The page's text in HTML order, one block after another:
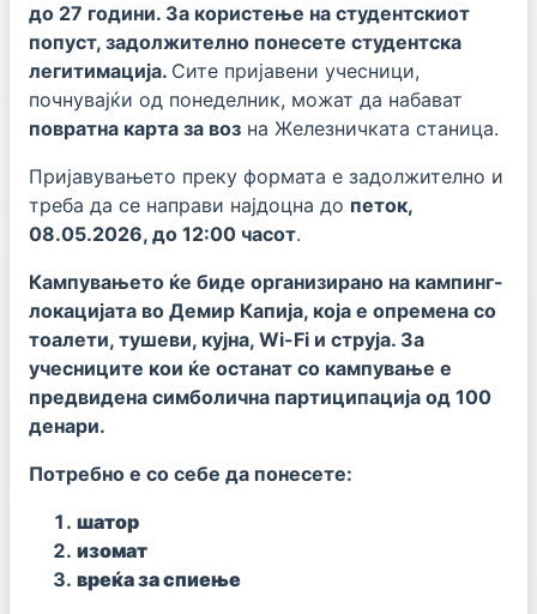
до 27 години. За користење на студентскиот
попуст, задолжително понесете студентска
легитимација. Сите пријавени учесници,
почнувајќи од понеделник, можат да набават
повратна карта за воз на Железничката станица.
Пријавувањето преку формата е задолжително и
треба да се направи најдоцна до петок,
08.05.2026, до 12:00 часот.
Кампувањето ќе биде организирано на кампинг-
локацијата во Демир Капија, која е опремена со
тоалети, тушеви, кујна, Wi-Fi и струја. За
учесниците кои ќе останат со кампување е
предвидена симболична партиципација од 100
денари.
Потребно е со себе да понесете:
шатор
изомат
вреќа за спиење